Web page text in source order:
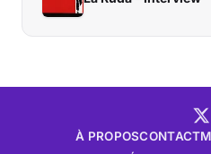
À PROPOSCONTACT